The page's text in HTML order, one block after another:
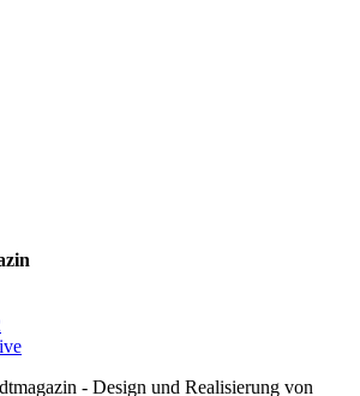
- Design und Realisierung von